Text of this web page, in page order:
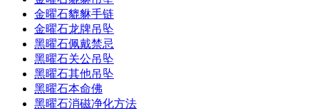
金曜石貔貅手链
金曜石龙牌吊坠
黑曜石佩戴禁忌
黑曜石关公吊坠
黑曜石其他吊坠
黑曜石本命佛
黑曜石消磁净化方法